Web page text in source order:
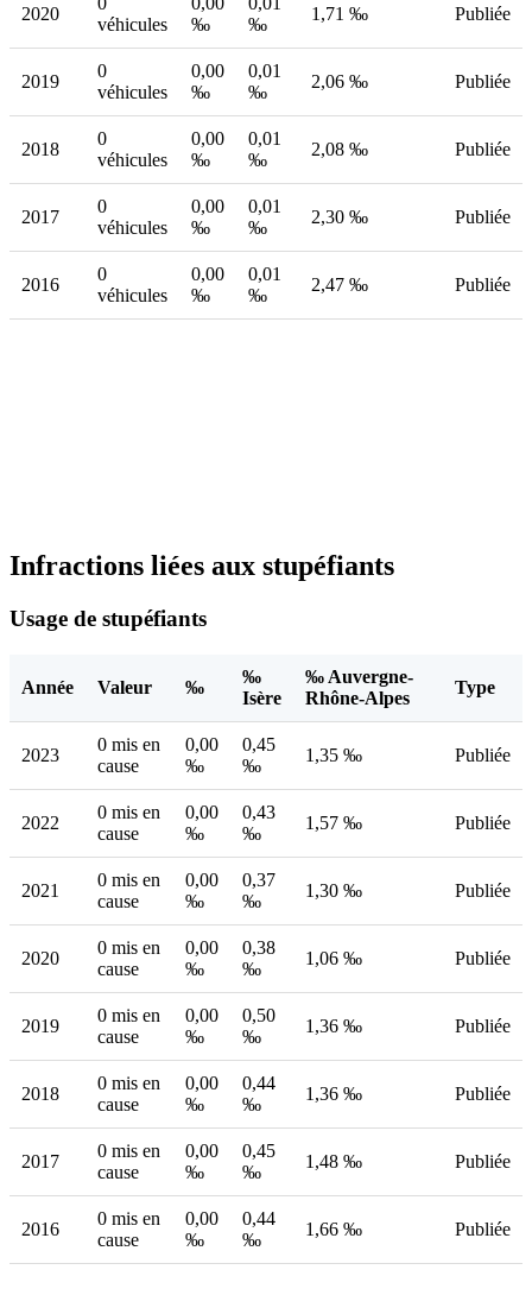
2020
véhicules
‰
‰
1,71 ‰ Publiée
2019
0
véhicules
0,00
‰
0,01
‰
2,06 ‰ Publiée
2018
0
véhicules
0,00
‰
0,01
‰
2,08 ‰ Publiée
2017
0
véhicules
0,00
‰
0,01
‰
2,30 ‰ Publiée
2016
0
véhicules
0,00
‰
0,01
‰
2,47 ‰ Publiée
Infractions liées aux stupéfiants
Usage de stupéfiants
Année Valeur ‰
‰
Isère
‰ Auvergne-
Rhône-Alpes
Type
2023
0 mis en
cause
0,00
‰
0,45
‰
1,35 ‰ Publiée
2022
0 mis en
cause
0,00
‰
0,43
‰
1,57 ‰ Publiée
2021
0 mis en
cause
0,00
‰
0,37
‰
1,30 ‰ Publiée
2020
0 mis en
cause
0,00
‰
0,38
‰
1,06 ‰ Publiée
2019
0 mis en
cause
0,00
‰
0,50
‰
1,36 ‰ Publiée
2018
0 mis en
cause
0,00
‰
0,44
‰
1,36 ‰ Publiée
2017
0 mis en
cause
0,00
‰
0,45
‰
1,48 ‰ Publiée
2016
0 mis en
cause
0,00
‰
0,44
‰
1,66 ‰ Publiée